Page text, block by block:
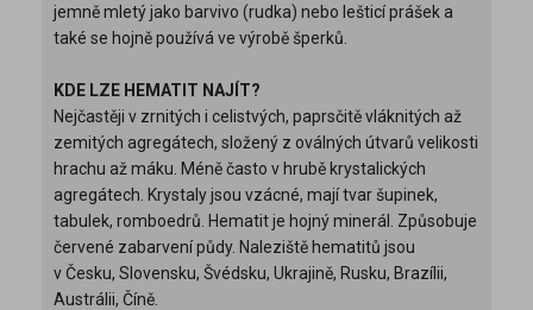
jemně mletý jako barvivo (rudka) nebo lešticí prášek a
také se hojně používá ve výrobě šperků.
KDE LZE HEMATIT NAJÍT?
Nejčastěji v zrnitých i celistvých, paprsčitě vláknitých až
zemitých agregátech, složený z oválných útvarů velikosti
hrachu až máku. Méně často v hrubě krystalických
agregátech. Krystaly jsou vzácné, mají tvar šupinek,
tabulek, romboedrů. Hematit je hojný minerál. Způsobuje
červené zabarvení půdy. Naleziště hematitů jsou
v Česku, Slovensku, Švédsku, Ukrajině, Rusku, Brazílii,
Austrálii, Číně.